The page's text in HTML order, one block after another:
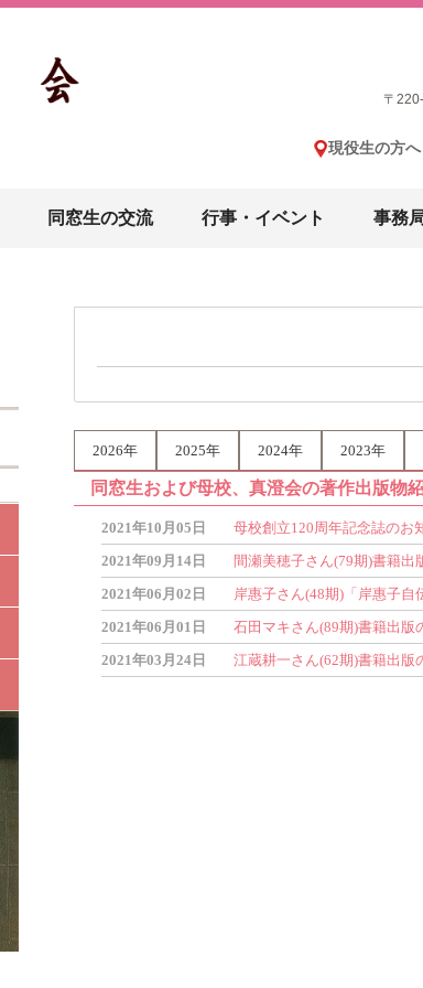
〒
現役生の方へ
同窓生の交流 行事・イベント 事務
2026年 2025年 2024年 2023年
同窓生および母校、真澄会の著作出版物
2021年10月05日
母校創立120周年記念誌のお
2021年09月14日
間瀬美穂子さん(79期)書籍出
2021年06月02日
岸惠子さん(48期)「岸惠子自
2021年06月01日
石田マキさん(89期)書籍出版
2021年03月24日
江蔵耕一さん(62期)書籍出版